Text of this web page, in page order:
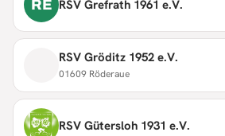
RE RSV Grefrath 1961 e.V.
RSV Gröditz 1952 e.V.
01609 Röderaue
RSV Gütersloh 1931 e.V.